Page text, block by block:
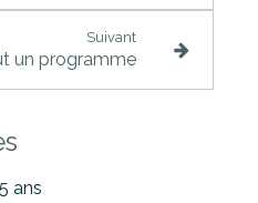
Suivant
un programme
ans